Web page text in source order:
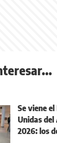
Se viene
Unidas
2026: los